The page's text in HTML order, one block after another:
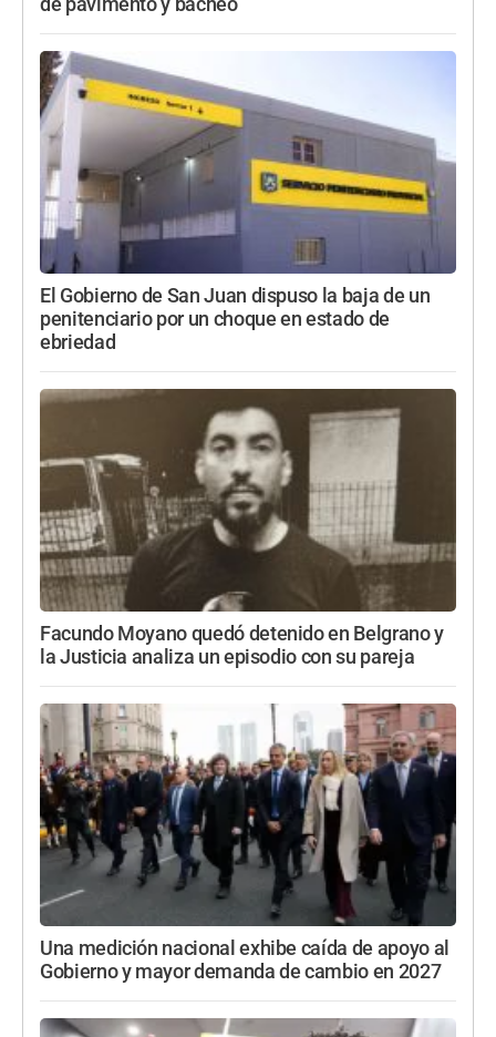
El Gobierno de San Juan dispuso la baja de un
penitenciario por un choque en estado de
ebriedad
Facundo Moyano quedó detenido en Belgrano y
la Justicia analiza un episodio con su pareja
Una medición nacional exhibe caída de apoyo al
Gobierno y mayor demanda de cambio en 2027